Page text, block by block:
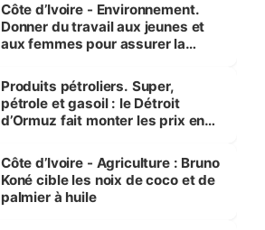
Côte d’Ivoire - Environnement.
Donner du travail aux jeunes et
aux femmes pour assurer la
menacées
Produits pétroliers. Super,
pétrole et gasoil : le Détroit
d’Ormuz fait monter les prix en
Côte d’Ivoire - Agriculture : Bruno
Koné cible les noix de coco et de
palmier à huile